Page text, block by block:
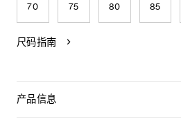
70 75 80 85
尺码指南
产品信息